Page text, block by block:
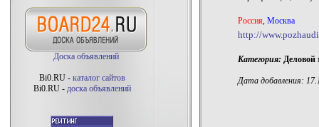
Доска объявлений
Bi0.RU - каталог сайтов
Bi0.RU - доска объявлений
Россия, Москва
http://
Категория: Деловой
Дата добавления: